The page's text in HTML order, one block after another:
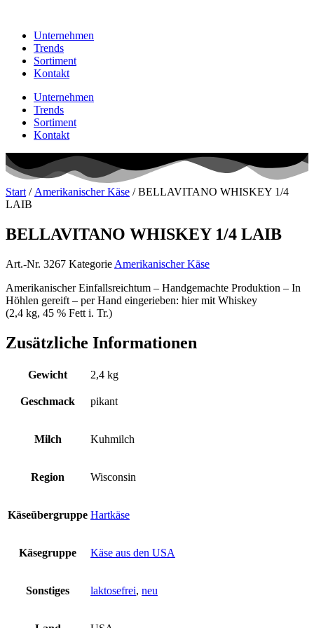
Unternehmen
Trends
Sortiment
Kontakt
Unternehmen
Trends
Sortiment
Kontakt
Start / Amerikanischer Käse / BELLAVITANO WHISKEY 1/4
LAIB
BELLAVITANO WHISKEY 1/4 LAIB
Art.-Nr. 3267 Kategorie Amerikanischer Käse
Amerikanischer Einfallsreichtum – Handgemachte Produktion – In
Höhlen gereift – per Hand eingerieben: hier mit Whiskey
(2,4 kg, 45 % Fett i. Tr.)
Zusätzliche Informationen
Gewicht 2,4 kg
Geschmack pikant
Milch Kuhmilch
Region Wisconsin
Käseübergruppe Hartkäse
Käsegruppe Käse aus den USA
Sonstiges laktosefrei, neu